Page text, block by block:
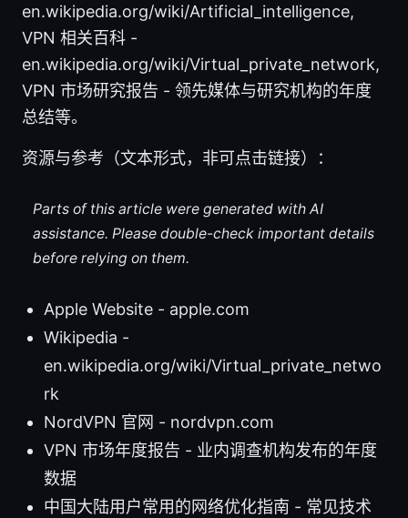
en.wikipedia.org/wiki/Artificial_intelligence,
VPN 相关百科 -
en.wikipedia.org/wiki/Virtual_private_network,
VPN 市场研究报告 - 领先媒体与研究机构的年度
总结等。
资源与参考（文本形式，非可点击链接）：
Parts of this article were generated with AI
assistance. Please double-check important details
before relying on them.
Apple Website - apple.com
Wikipedia -
en.wikipedia.org/wiki/Virtual_private_netwo
rk
NordVPN 官网 - nordvpn.com
VPN 市场年度报告 - 业内调查机构发布的年度
数据
中国大陆用户常用的网络优化指南 - 常见技术